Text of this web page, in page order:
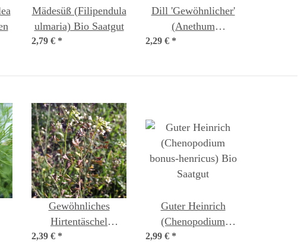
Mädesüß (Filipendula
ulmaria) Bio Saatgut
2,79 € *
Dill 'Gewöhnlicher'
(Anethum
graveolens) Samen
2,29 € *
Gewöhnliches
Hirtentäschel
(Capsella bursa-
2,39 € *
Guter Heinrich
(Chenopodium
bonus-henricus) Bio
2,99 € *